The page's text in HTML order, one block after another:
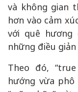
và không gian
hơn vào cảm
với quê
những điều
Theo đó,
hướng vừa